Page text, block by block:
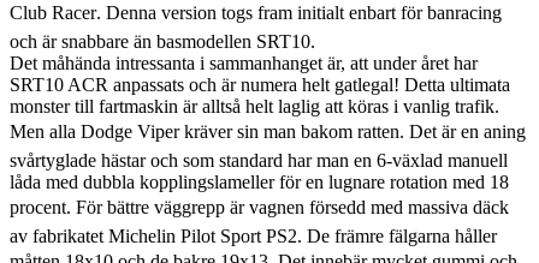
Club Racer. Denna version togs fram initialt enbart för banracing
och är snabbare än basmodellen SRT10.
Det måhända intressanta i sammanhanget är, att under året har
SRT10 ACR anpassats och är numera helt gatlegal! Detta ultimata
monster till fartmaskin är alltså helt laglig att köras i vanlig trafik.
Men alla Dodge Viper kräver sin man bakom ratten. Det är en aning
svårtyglade hästar och som standard har man en 6-växlad manuell
låda med dubbla kopplingslameller för en lugnare rotation med 18
procent. För bättre väggrepp är vagnen försedd med massiva däck
av fabrikatet Michelin Pilot Sport PS2. De främre fälgarna håller